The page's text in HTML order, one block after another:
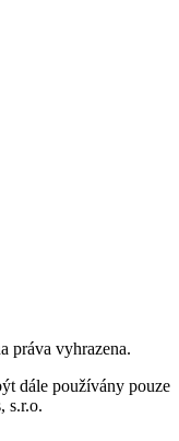
práva vyhrazena.
dále používány pouze
s.r.o.